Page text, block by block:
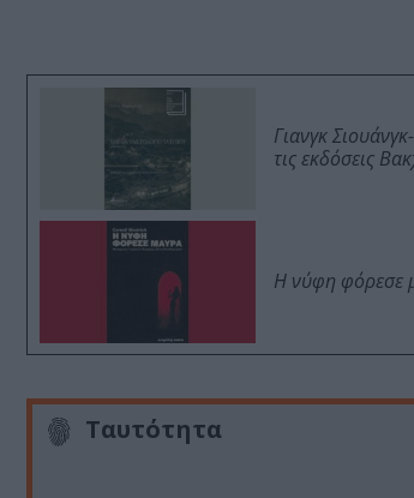
Γιανγκ
τις εκδόσεις
Η νύφη φόρεσε
Ταυτότητα